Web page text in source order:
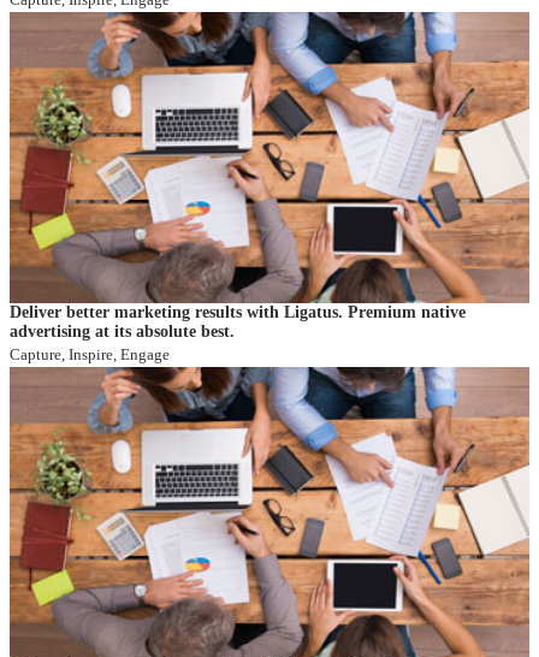
Deliver better marketing results with Ligatus. Premium native
advertising at its absolute best.
Capture, Inspire, Engage